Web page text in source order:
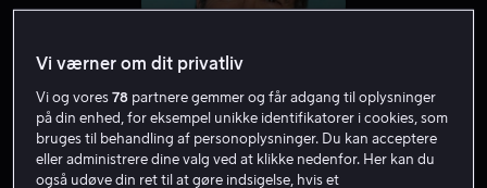
Jon Tenney
Vi værner om dit privatliv
Vi og vores78 partnere gemmer og får adgang til oplysninger
på din enhed, for eksempel unikke identifikatorer i cookies, som
bruges til behandling af personoplysninger. Du kan acceptere
eller administrere dine valg ved at klikke nedenfor. Her kan du
også udøve din ret til at gøre indsigelse, hvis et